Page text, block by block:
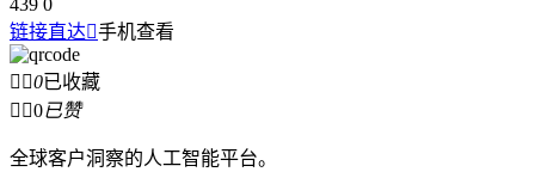
链接直达手机查看
 0已收藏
 0已赞
全球客户洞察的人工智能平台。